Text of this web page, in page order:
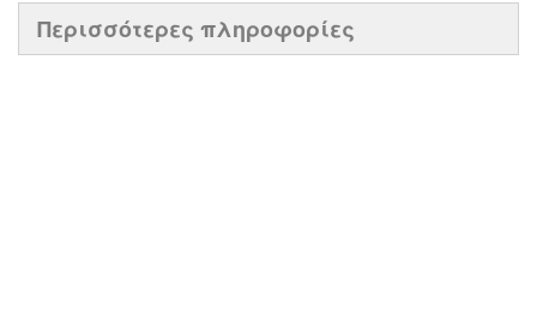
Περισσότερες πληροφορίες